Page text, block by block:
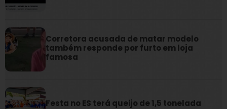
Corretora acusada de matar modelo
também responde por furto em loja
famosa
Festa no ES terá queijo de 1,5 tonelada